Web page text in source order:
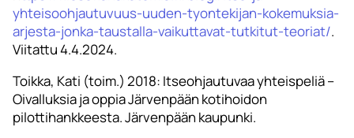
yhteisoohjautuvuus-uuden-tyontekijan-kokemuksia-
arjesta-jonka-taustalla-vaikuttavat-tutkitut-teoriat/.
Viitattu 4.4.2024.
Toikka, Kati (toim.) 2018: Itseohjautuvaa yhteispeliä –
Oivalluksia ja oppia Järvenpään kotihoidon
pilottihankkeesta. Järvenpään kaupunki.